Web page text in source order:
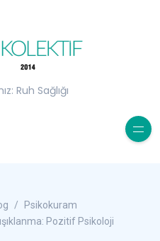
Ruh Sağlığı
Psikokuram
Pozitif Psikoloji